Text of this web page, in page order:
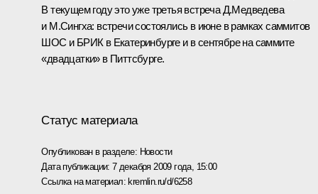
В текущем году это уже третья встреча Д.Медведева
и М.Сингха: встречи состоялись в июне в рамкахсаммитов
ШОС и БРИК в Екатеринбургеи в сентябре насаммите
«двадцатки» в Питтсбурге.
Статус материала
Опубликован в разделе: Новости
Дата публикации:7 декабря 2009 года, 15:00
Ссылка на материал: kremlin.ru/d/6258